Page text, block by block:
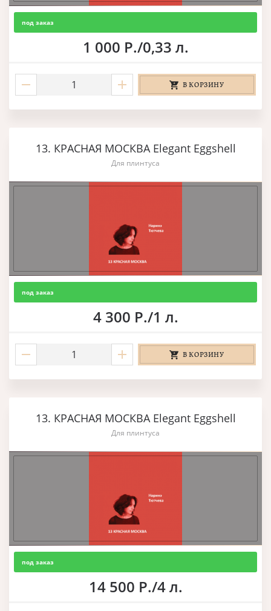
под заказ
1 000 Р./0,33 л.
В КОРЗИНУ
13. КРАСНАЯ МОСКВА Elegant Eggshell
Для плинтуса
под заказ
4 300 Р./1 л.
В КОРЗИНУ
13. КРАСНАЯ МОСКВА Elegant Eggshell
Для плинтуса
под заказ
14 500 Р./4 л.